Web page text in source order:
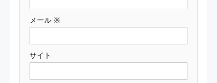
メール ※
サイト